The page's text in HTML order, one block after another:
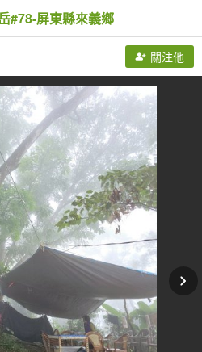
#78-屏東縣來義鄉
關注他